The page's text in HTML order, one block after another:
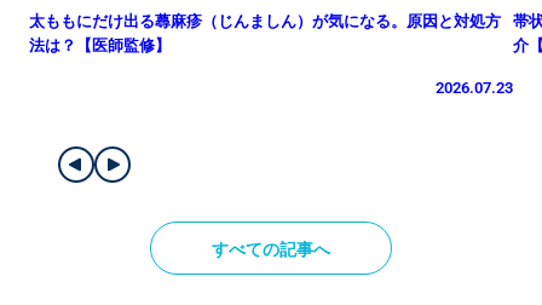
太ももにだけ出る蕁麻疹（じんましん）が気になる。原因と対処方
法は？【医師監修】
2026.07.23
帯
介
すべての記事へ